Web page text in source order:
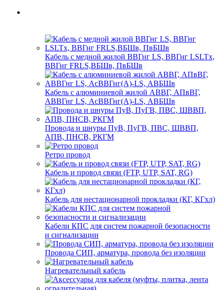
Кабель с медной жилой ВВГнг LS, ВВГнг LSLTx,
ВВГнг FRLS,ВБШв, ПвБШв
Кабель с алюминиевой жилой АВВГ, АПвВГ,
АВВГнг LS, АсВВГнг(А)-LS, АВБШв
Провода и шнуры ПуВ, ПуГВ, ПВС, ШВВП,
АПВ, ПНСВ, РКГМ
Ретро провод
Кабель и провод связи (FTP, UTP, SAT, RG)
Кабель для нестационарной прокладки (КГ, КГхл)
Кабели КПС для систем пожарной безопасности
и сигнализации
Провода СИП, арматура, провода без изоляции
Нагревательный кабель